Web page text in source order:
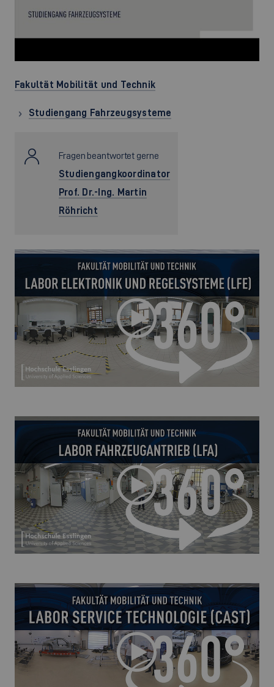
Fakultät Mobilität und Technik
Studiengang Fahrzeugsysteme
Fragen beantwortet gerne
Studiengangkoordinator
Prof. Dr.-Ing. Martin
Röhricht